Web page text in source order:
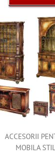
ACCESORII
MOBILA